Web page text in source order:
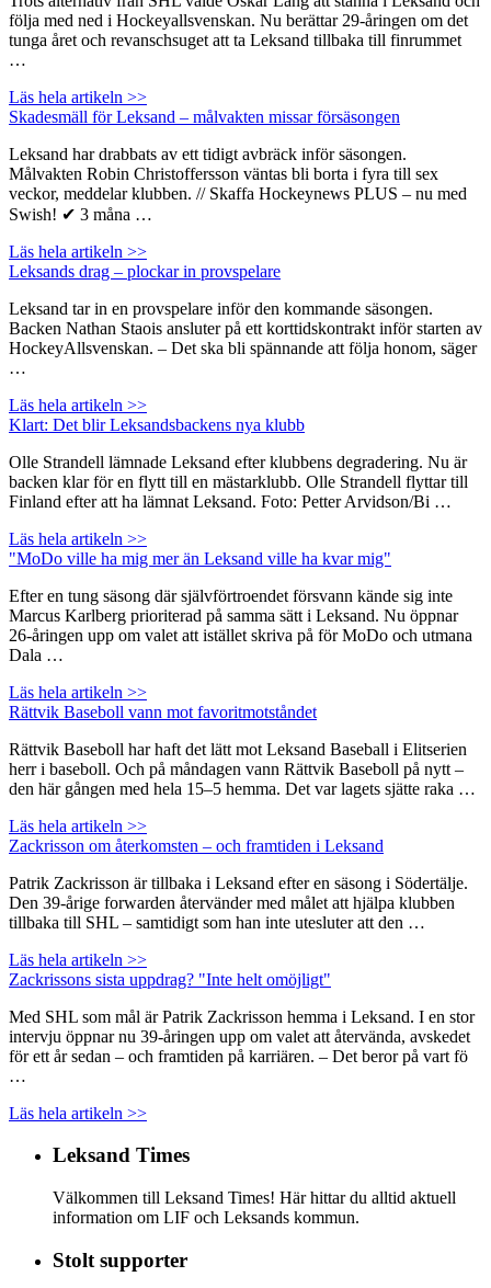
följa med ned i Hockeyallsvenskan. Nu berättar 29-åringen om det
tunga året och revanschsuget att ta Leksand tillbaka till finrummet
…
Läs hela artikeln >>
Skadesmäll för Leksand – målvakten missar försäsongen
Leksand har drabbats av ett tidigt avbräck inför säsongen.
Målvakten Robin Christoffersson väntas bli borta i fyra till sex
veckor, meddelar klubben. // Skaffa Hockeynews PLUS – nu med
Swish! ✔ 3 måna …
Läs hela artikeln >>
Leksands drag – plockar in provspelare
Leksand tar in en provspelare inför den kommande säsongen.
Backen Nathan Staois ansluter på ett korttidskontrakt inför starten av
HockeyAllsvenskan. – Det ska bli spännande att följa honom, säger
…
Läs hela artikeln >>
Klart: Det blir Leksandsbackens nya klubb
Olle Strandell lämnade Leksand efter klubbens degradering. Nu är
backen klar för en flytt till en mästarklubb. Olle Strandell flyttar till
Finland efter att ha lämnat Leksand. Foto: Petter Arvidson/Bi …
Läs hela artikeln >>
"MoDo ville ha mig mer än Leksand ville ha kvar mig"
Efter en tung säsong där självförtroendet försvann kände sig inte
Marcus Karlberg prioriterad på samma sätt i Leksand. Nu öppnar
26-åringen upp om valet att istället skriva på för MoDo och utmana
Dala …
Läs hela artikeln >>
Rättvik Baseboll vann mot favoritmotståndet
Rättvik Baseboll har haft det lätt mot Leksand Baseball i Elitserien
herr i baseboll. Och på måndagen vann Rättvik Baseboll på nytt –
den här gången med hela 15–5 hemma. Det var lagets sjätte raka …
Läs hela artikeln >>
Zackrisson om återkomsten – och framtiden i Leksand
Patrik Zackrisson är tillbaka i Leksand efter en säsong i Södertälje.
Den 39-årige forwarden återvänder med målet att hjälpa klubben
tillbaka till SHL – samtidigt som han inte utesluter att den …
Läs hela artikeln >>
Zackrissons sista uppdrag? "Inte helt omöjligt"
Med SHL som mål är Patrik Zackrisson hemma i Leksand. I en stor
intervju öppnar nu 39-åringen upp om valet att återvända, avskedet
för ett år sedan – och framtiden på karriären. – Det beror på vart fö
…
Läs hela artikeln >>
Leksand Times
Välkommen till Leksand Times! Här hittar du alltid aktuell
information om LIF och Leksands kommun.
Stolt supporter